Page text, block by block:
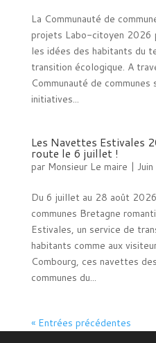
La Communauté de
projets Labo-citoyen 2026
les idées des habitants du
transition écologique. A
Communauté de
initiatives...
Les Navettes Estivales
route le 6 juillet !
par Monsieur Le maire |
Du 6 juillet au 28 août
communes Bretagne
Estivales, un service de
habitants comme aux
Combourg, ces navettes
communes du...
« Entrées précédentes